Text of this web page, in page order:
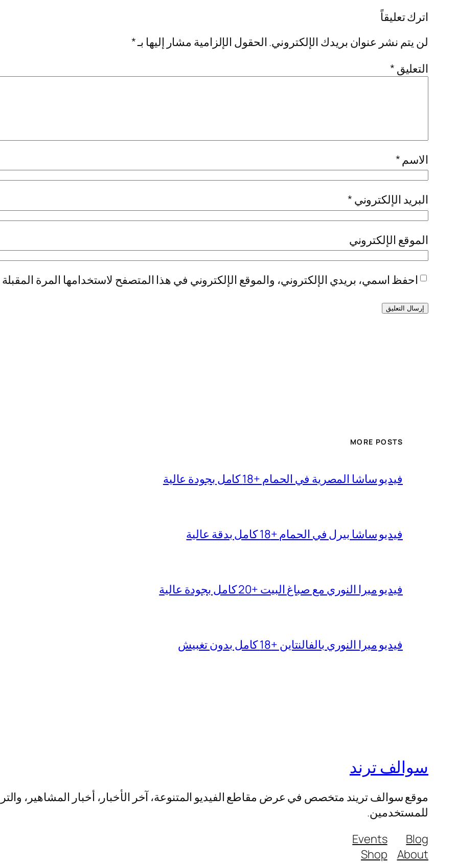
اترك تعليقاً
لن يتم نشر عنوان بريدك الإلكتروني. الحقول الإلزامية مشار إليها بـ*
التعليق *
الاسم *
البريد الإلكتروني *
الموقع الإلكتروني
احفظ اسمي، بريدي الإلكتروني، والموقع الإلكتروني في هذا المتصفح لاستخدامها المرة
MORE POSTS
فيديو ساشا المصرية في الحمام +18 كامل بجودة عالية
فيديو ساشا بيرل في الحمام +18 كامل بدقة عالية
فيديو ميرا النوري مع صباغ البيت +20 كامل بجودة عالية
فيديو ميرا النوري بالفالنتاين +18 كامل بدون تغبيش
سوالف ترند
موقع سوالف تريند متخصص في عرض مقاطع الفيديو المتنوعة، آخر الأخبار، أخبار المشاهير،
للمستخدمين.
Blog
About
Events
Shop